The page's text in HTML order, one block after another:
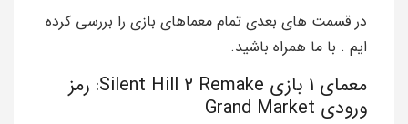
در قسمت های بعدی تمام معماهای بازی را بررسی کرده
ایم . با ما همراه باشید.
معمای 1 بازی Silent Hill 2 Remake: رمز
ورودی Grand Market